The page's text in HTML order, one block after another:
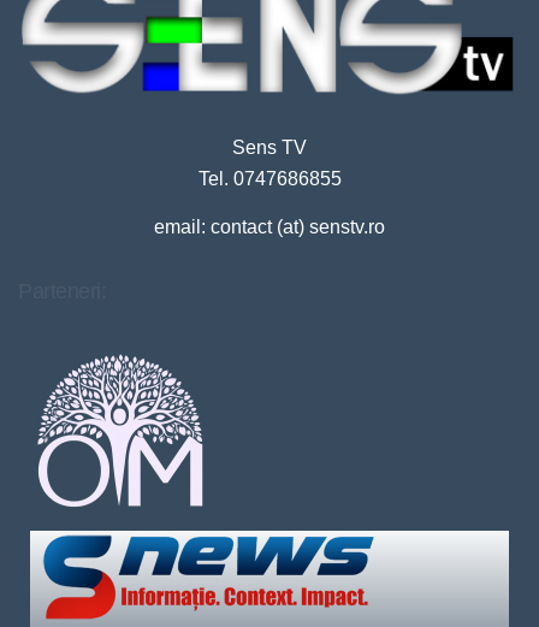
Sens TV
Tel. 0747686855
email: contact (at) senstv.ro